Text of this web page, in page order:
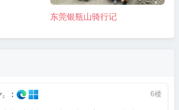
东莞银瓶山骑行记
6楼
2 ：